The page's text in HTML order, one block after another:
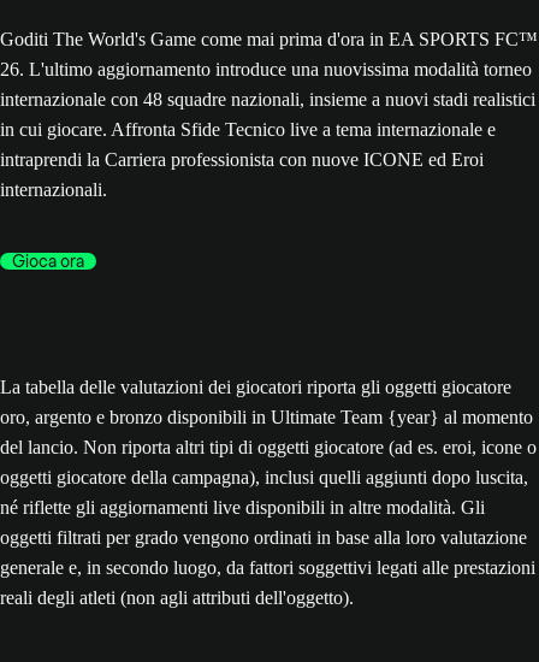
Goditi The World's Game come mai prima d'ora in EA SPORTS FC™
26. L'ultimo aggiornamento introduce una nuovissima modalità torneo
internazionale con 48 squadre nazionali, insieme a nuovi stadi realistici
in cui giocare. Affronta Sfide Tecnico live a tema internazionale e
intraprendi la Carriera professionista con nuove ICONE ed Eroi
internazionali.
Gioca ora
La tabella delle valutazioni dei giocatori riporta gli oggetti giocatore
oro, argento e bronzo disponibili in Ultimate Team {year} al momento
del lancio. Non riporta altri tipi di oggetti giocatore (ad es. eroi, icone o
oggetti giocatore della campagna), inclusi quelli aggiunti dopo luscita,
né riflette gli aggiornamenti live disponibili in altre modalità. Gli
oggetti filtrati per grado vengono ordinati in base alla loro valutazione
generale e, in secondo luogo, da fattori soggettivi legati alle prestazioni
reali degli atleti (non agli attributi dell'oggetto).